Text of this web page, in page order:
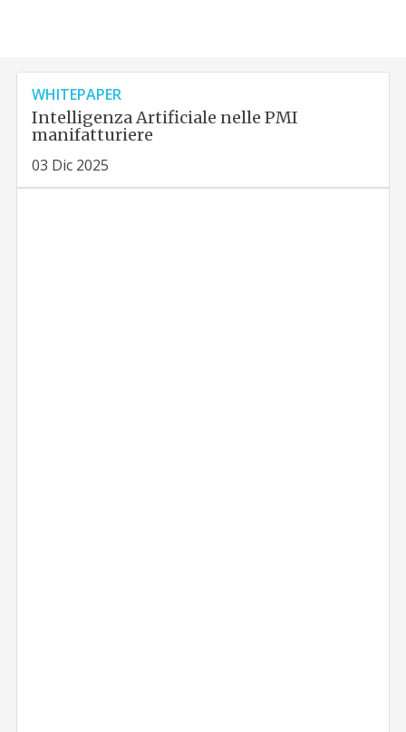
WHITEPAPER
Intelligenza Artificiale nelle PMI
manifatturiere
03 Dic 2025